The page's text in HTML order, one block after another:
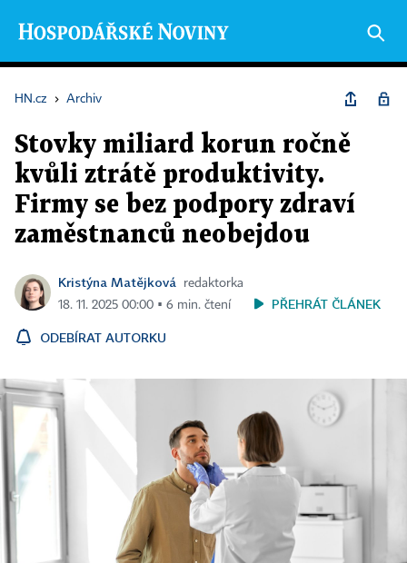
HN.cz › Archiv
Stovky miliard korun ročně
kvůli ztrátě produktivity.
Firmy se bez podpory zdraví
zaměstnanců neobejdou
Kristýna Matějková
redaktorka
18. 11. 2025 00:00 ▪ 6 min. čtení
PŘEHRÁT ČLÁNEK
ODEBÍRAT AUTORKU